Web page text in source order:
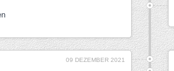
09 DEZEMBER 2021